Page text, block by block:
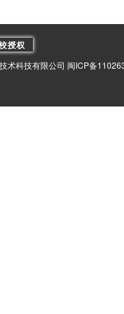
授权
术科技有限公司 闽ICP备